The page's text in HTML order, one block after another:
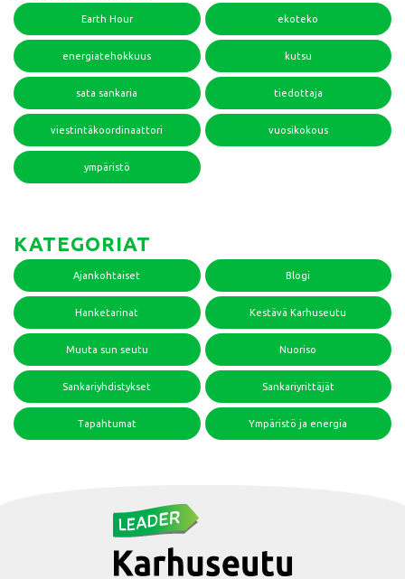
Earth Hour ekoteko
energiatehokkuus kutsu
sata sankaria tiedottaja
viestintäkoordinaattori vuosikokous
ympäristö
KATEGORIAT
Ajankohtaiset Blogi
Hanketarinat Kestävä Karhuseutu
Muuta sun seutu Nuoriso
Sankariyhdistykset Sankariyrittäjät
Tapahtumat Ympäristö ja energia